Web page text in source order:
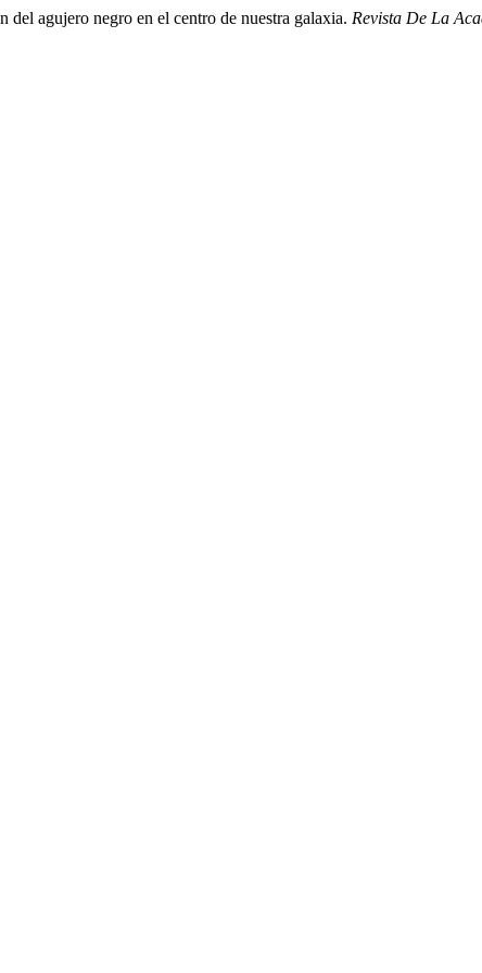
agujero negro en el centro de nuestra galaxia. Revista De La